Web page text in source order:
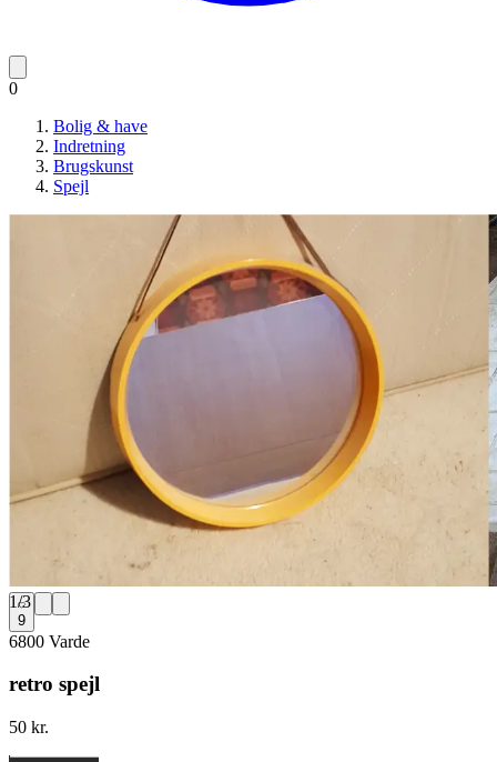
0
Bolig & have
Indretning
Brugskunst
Spejl
1/3
9
6800 Varde
retro spejl
50 kr.